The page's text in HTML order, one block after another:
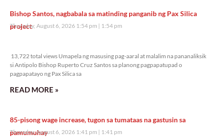
Bishop Santos, nagbabala sa matinding panganib ng Pax Silica
project
Thursday, August 6, 2026 1:54 pm 1:54 pm
13,722 total views Umapela ng masusing pag-aaral at malalim na pananaliksik
si Antipolo Bishop Ruperto Cruz Santos sa planong pagpapatupad o
pagpapatayo ng Pax Silica sa
READ MORE »
85-pisong wage increase, tugon sa tumataas na gastusin sa
pamumuhay
Thursday, August 6, 2026 1:41 pm 1:41 pm